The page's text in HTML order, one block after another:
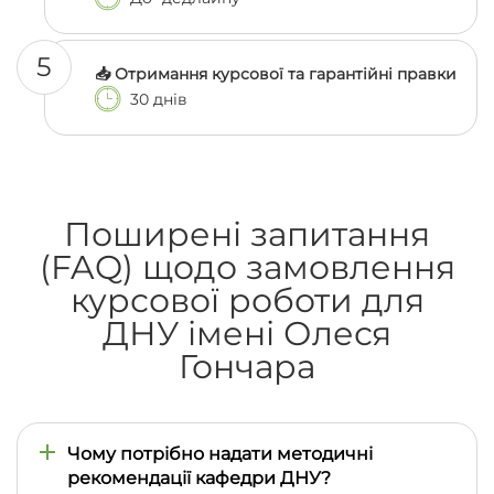
5
📥 Отримання курсової та гарантійні правки
30 днів
Поширені запитання
(FAQ) щодо замовлення
курсової роботи для
ДНУ імені Олеся
Гончара
Чому потрібно надати методичні
рекомендації кафедри ДНУ?